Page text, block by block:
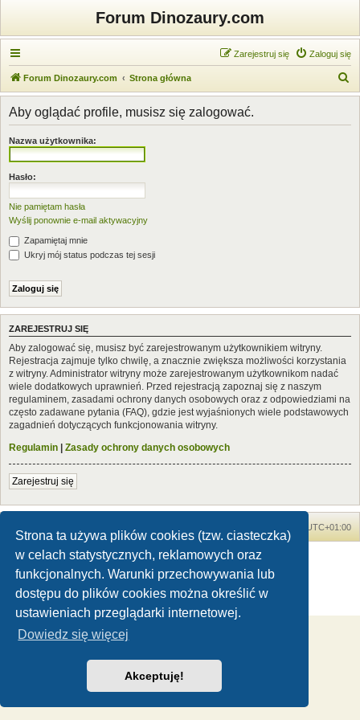
Strona ta używa plików cookies (tzw. ciasteczka)
w celach statystycznych, reklamowych oraz
funkcjonalnych. Warunki przechowywania lub
dostępu do plików cookies można określić w
ustawieniach przeglądarki internetowej.
Dowiedz się więcej
Akceptuję!
Forum Dinozaury.com
Zaloguj się
Zarejestruj się
Forum Dinozaury.com Strona główna
z
Aby oglądać profile, musisz się zalogować.
Nazwa użytkownika:
Hasło:
Nie pamiętam hasła
Wyślij ponownie e-mail aktywacyjny
Zapamiętaj mnie
Ukryj mój status podczas tej sesji
ZAREJESTRUJ SIĘ
Aby zalogować się, musisz być zarejestrowanym użytkownikiem witryny.
Rejestracja zajmuje tylko chwilę, a znacznie zwiększa możliwości korzystania
z witryny. Administrator witryny może zarejestrowanym użytkownikom nadać
wiele dodatkowych uprawnień. Przed rejestracją zapoznaj się z naszym
regulaminem, zasadami ochrony danych osobowych oraz z odpowiedziami na
często zadawane pytania (FAQ), gdzie jest wyjaśnionych wiele podstawowych
zagadnień dotyczących funkcjonowania witryny.
Regulamin | Zasady ochrony danych osobowych
Zarejestruj się
UTC+01:00
Dinozaury.com© 2006-2020
Technologię dostarczaphpBB® Forum Software © phpBB Limited
Zasady ochrony danych osobowych|Regulamin